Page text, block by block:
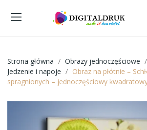
Strona główna Obrazy jednoczęściowe
Jedzenie i napoje
Obraz na płótnie –
spragnionych – jednoczęściowy